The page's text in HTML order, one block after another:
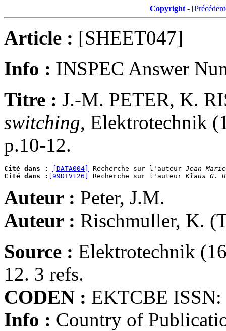
Copyright- [
Article : [SHEET047]
Info : INSPEC Answer
Titre : J.-M. PETER, K.
switching, Elektrotechnik
p.10-12.
Cité dans : [DATA004] Recherche sur l'auteur Jean Marie
Cité dans :
[99DIV126] Recherche sur l'auteur Klaus G.
Auteur : Peter, J.M.
Auteur : Rischmuller, K.
Source : Elektrotechnik
12. 3 refs.
CODEN : EKTCBE
Info : Country of